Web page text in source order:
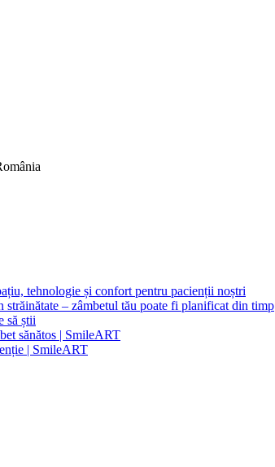
tehnologie și confort pentru pacienții noștri
– zâmbetul tău poate fi planificat din timp
să știi
sănătos | SmileART
| SmileART